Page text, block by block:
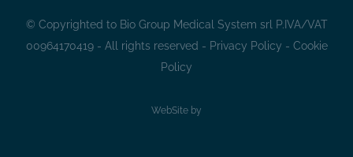
© Copyrighted to Bio Group Medical System srl P.IVA/VAT
00964170419 - All rights reserved - Privacy Policy - Cookie
Policy
WebSite by